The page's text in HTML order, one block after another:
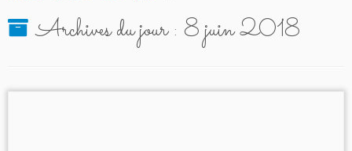
Archives du jour : 8 juin 2018